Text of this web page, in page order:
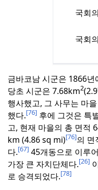
국회
국회
금바코남 시군은 1866
당초 시군은 7.68km2
행사했고, 그 사무는 마
했다.[76] 후에 그것은 특
고, 현재 마을의 총 면적
km (4.86 sq mi)[76]의 면
다.[67] 45개동으로 이루
가장 큰 자치단체다.[26]
로 승격되었다.[78]